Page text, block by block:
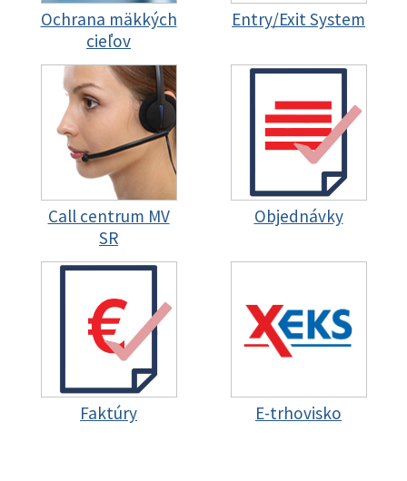
Ochrana mäkkých
cieľov
Entry/Exit System
Call centrum MV
SR
Objednávky
Faktúry E-trhovisko